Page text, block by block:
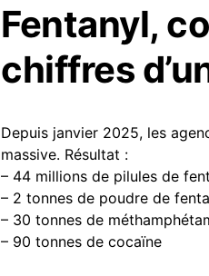
Fentanyl,
chiffres
Depuis janvier 2025, les
massive. Résultat :
– 44 millions de pilules de
– 2 tonnes de poudre de
– 30 tonnes de
– 90 tonnes de cocaïne